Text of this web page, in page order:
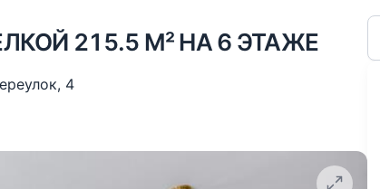
215.5 М² НА 6 ЭТАЖЕ
, 4